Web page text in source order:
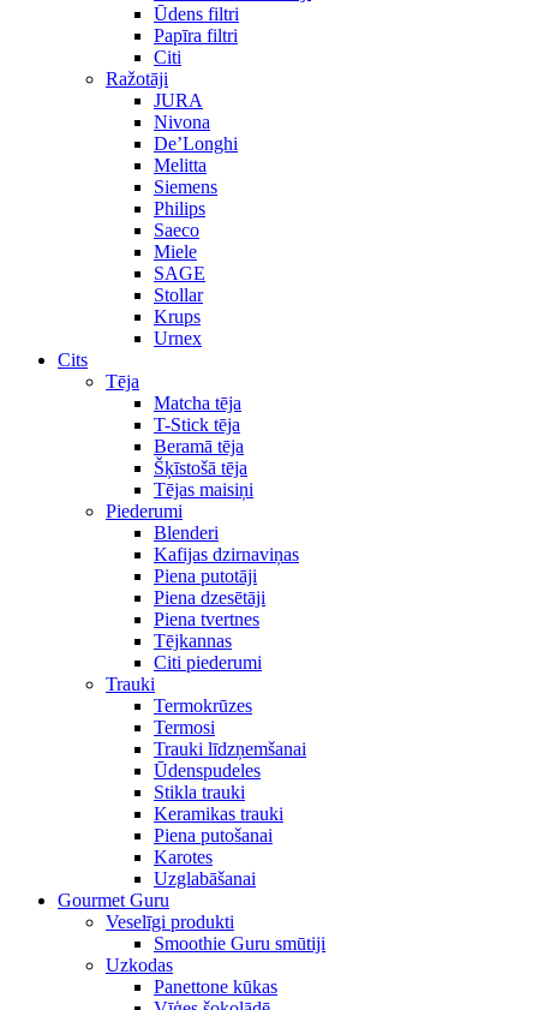
Ūdens filtri
Papīra filtri
Citi
Ražotāji
JURA
Nivona
De’Longhi
Melitta
Siemens
Philips
Saeco
Miele
SAGE
Stollar
Krups
Urnex
Cits
Tēja
Matcha tēja
T-Stick tēja
Beramā tēja
Šķīstošā tēja
Tējas maisiņi
Piederumi
Blenderi
Kafijas dzirnaviņas
Piena putotāji
Piena dzesētāji
Piena tvertnes
Tējkannas
Citi piederumi
Trauki
Termokrūzes
Termosi
Trauki līdzņemšanai
Ūdenspudeles
Stikla trauki
Keramikas trauki
Piena putošanai
Karotes
Uzglabāšanai
Gourmet Guru
Veselīgi produkti
Smoothie Guru smūtiji
Uzkodas
Panettone kūkas